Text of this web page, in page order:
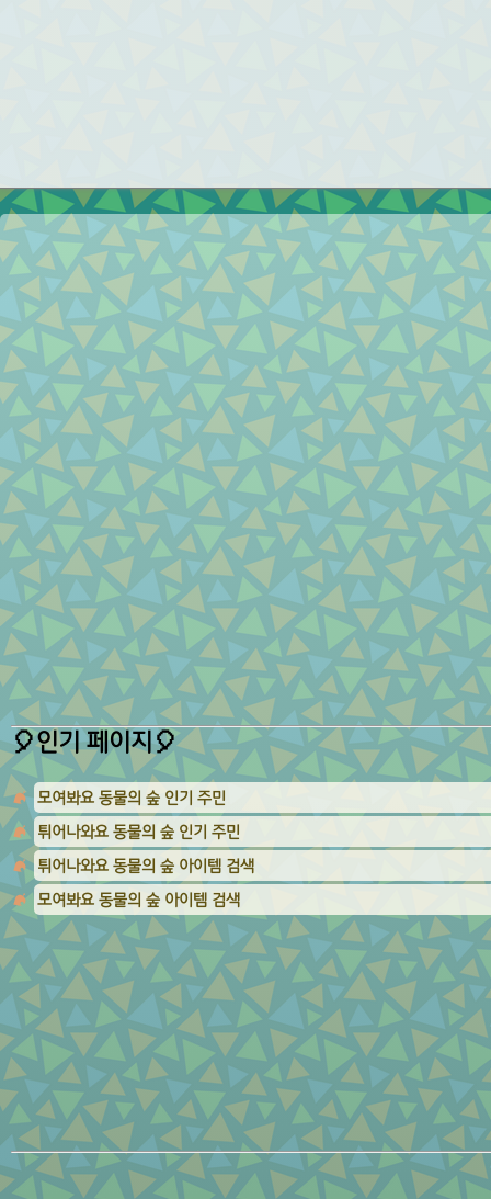
🎈인기 페이지🎈
모여봐요 동물의 숲 인기 주민
튀어나와요 동물의 숲 인기 주민
튀어나와요 동물의 숲 아이템 검색
모여봐요 동물의 숲 아이템 검색